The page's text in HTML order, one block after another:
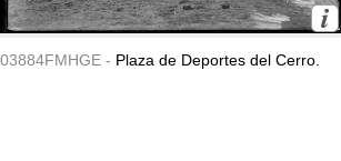
03884FMHGE - Plaza de Deportes del Cerro.